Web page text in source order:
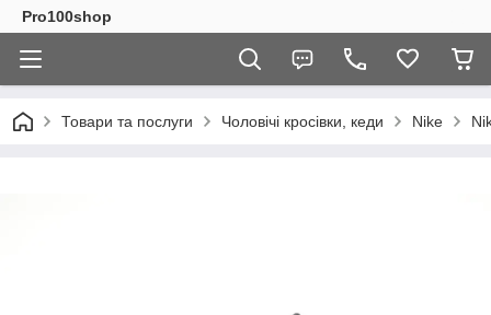
Pro100shop
Товари та послуги Чоловічі кросівки, кеди Nike